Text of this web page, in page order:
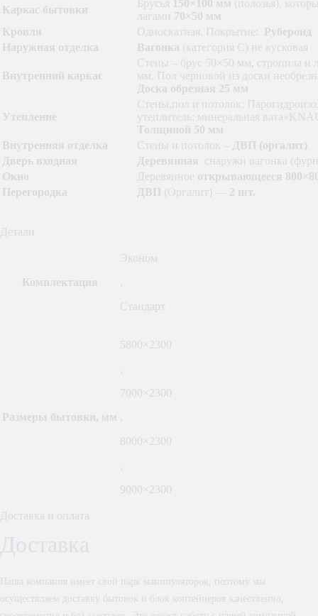
Каркас бытовки
Брусья 150×100 мм (полозья),
лагами 70×50 мм
Кровля
Односкатная. Покрытие:
Рубероид
Наружная отделка
Вагонка (категория С) не кусковая
Внутренний каркас
Стены – брус 50×50 мм, стропила и
мм. Пол черновой из доски
Доска обрезная 25 мм
Утепление
Стены,пол и потолок:
утеплитель: минеральная
Толщиной 50 мм
Внутренняя отделка
Стены и потолок –
ДВП (оргалит)
Дверь входная
Деревянная
снаружи вагонка
Окно
Деревянное открывающееся
Перегородка
ДВП (Оргалит) — 2 шт.
Детали
Комплектация
Эконом
,
Стандарт
Размеры бытовки, мм
5800×2300
,
7000×2300
,
8000×2300
,
9000×2300
Доставка и оплата
Наша компания имеет свой парк манипуляторов, поэтому мы
осуществляем доставку бытовок и блок контейнеров качественно,